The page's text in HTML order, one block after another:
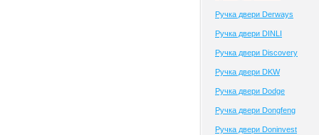
Ручка двери Derways
Ручка двери DINLI
Ручка двери Discovery
Ручка двери DKW
Ручка двери Dodge
Ручка двери Dongfeng
Ручка двери Doninvest